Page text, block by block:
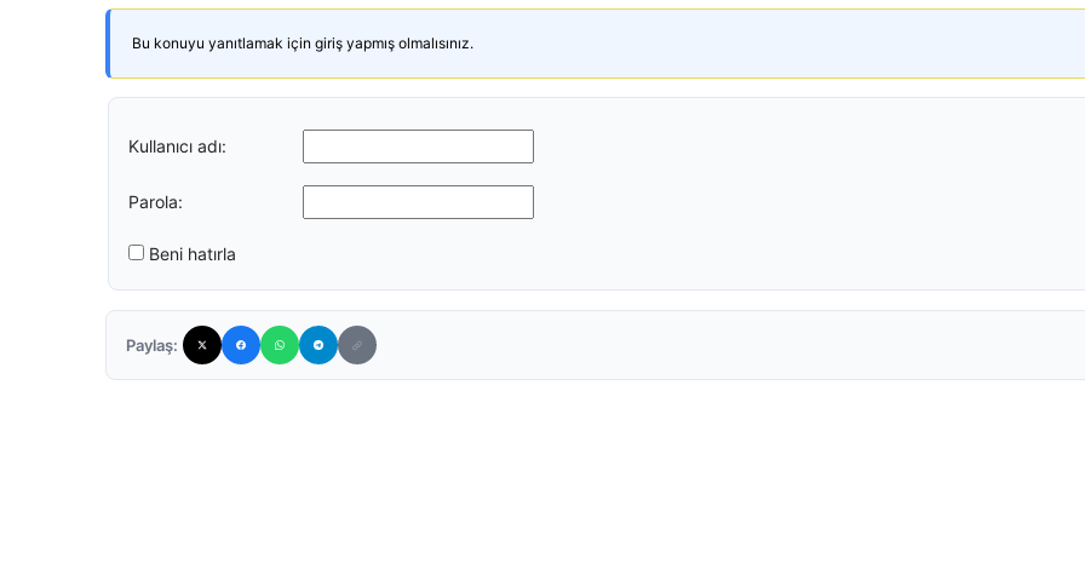
Bu konuyu yanıtlamak için giriş yapmış olmalısınız.
Kullanıcı adı:
Parola:
Beni hatırla
Paylaş: